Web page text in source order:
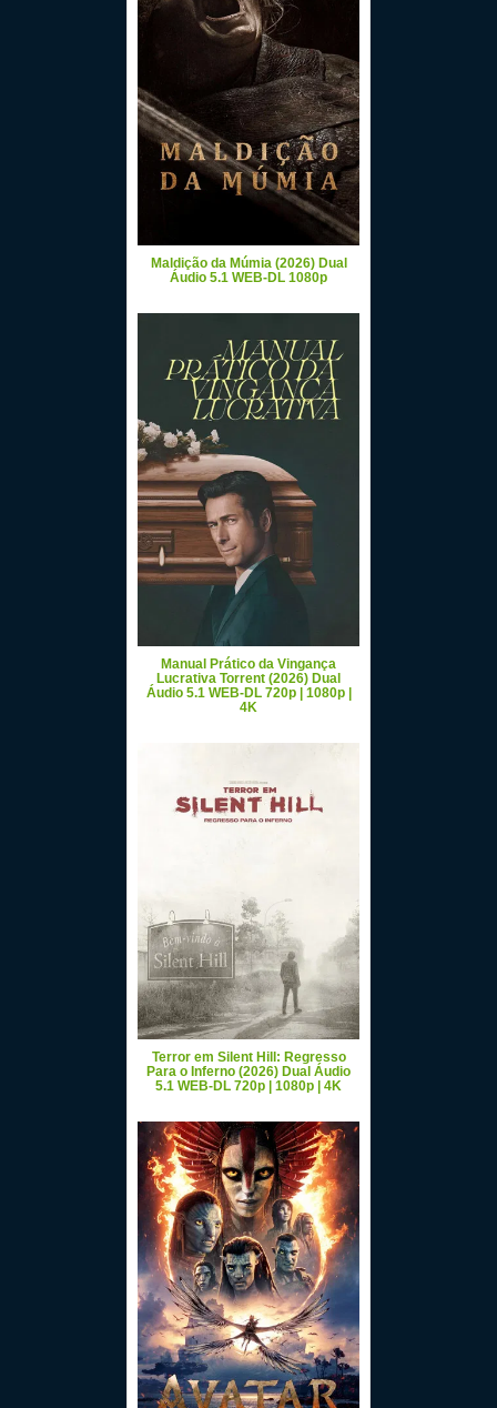
Maldição da Múmia (2026) Dual
Áudio 5.1 WEB-DL 1080p
Manual Prático da Vingança
Lucrativa Torrent (2026) Dual
Áudio 5.1 WEB-DL 720p | 1080p |
4K
Terror em Silent Hill: Regresso
Para o Inferno (2026) Dual Áudio
5.1 WEB-DL 720p | 1080p | 4K